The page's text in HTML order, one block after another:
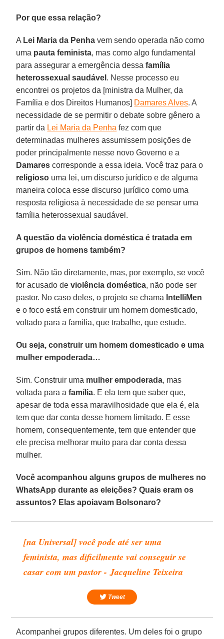
Por que essa relação?
A Lei Maria da Penha vem sendo operada não como
uma pauta feminista, mas como algo fundamental
para assegurar a emergência dessafamília
heterossexual saudável . Nesse processo eu
encontrei os projetos da [ministra da Mulher, da
Família e dos Direitos Humanos] Damares Alves. A
necessidade de se permitir o debate sobre gênero a
partir da Lei Maria da Penha fez com que
determinadas mulheres assumissem posições de
poder principalmente nesse novo Governo e a
Damares corresponde a essa ideia. Você traz para o
religioso uma lei, um discurso jurídico e de alguma
maneira coloca esse discurso jurídico como uma
resposta religiosa à necessidade de se pensar uma
família heterossexual saudável.
A questão da violência doméstica é tratada em
grupos de homens também?
Sim. Não tão diretamente, mas, por exemplo, se você
for acusado deviolência doméstica, não pode ser
pastor. No caso deles, o projeto se chama IntelliMen
e o foco está em construir um homem domesticado,
voltado para a família, que trabalhe, que estude.
Ou seja, construir um homem domesticado e uma
mulher empoderada…
Sim. Construir uma mulher empoderada, mas
voltada para afamília. E ela tem que saber que,
apesar de toda essa maravilhosidade que ela é, ela
tem que dar conta desse homem limitado. E esse
homem, consequentemente, tem que entender que
ele precisa melhorar muito para dar conta dessa
mulher.
Você acompanhou alguns grupos de mulheres no
WhatsApp durante as eleições? Quais eram os
assuntos? Elas apoiavam Bolsonaro?
[na Universal] você pode até ser uma
feminista, mas dificilmente vai conseguir se
casar com um pastor - Jacqueline Teixeira
Tweet
Acompanhei grupos diferentes. Um deles foi o grupo